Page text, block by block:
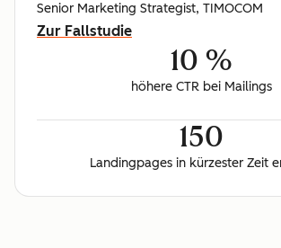
Senior Marketing Strategist, TIMOCOM
Zur Fallstudie
10 %
höhere CTR bei Mailings
150
Landingpages in kürzester Zeit